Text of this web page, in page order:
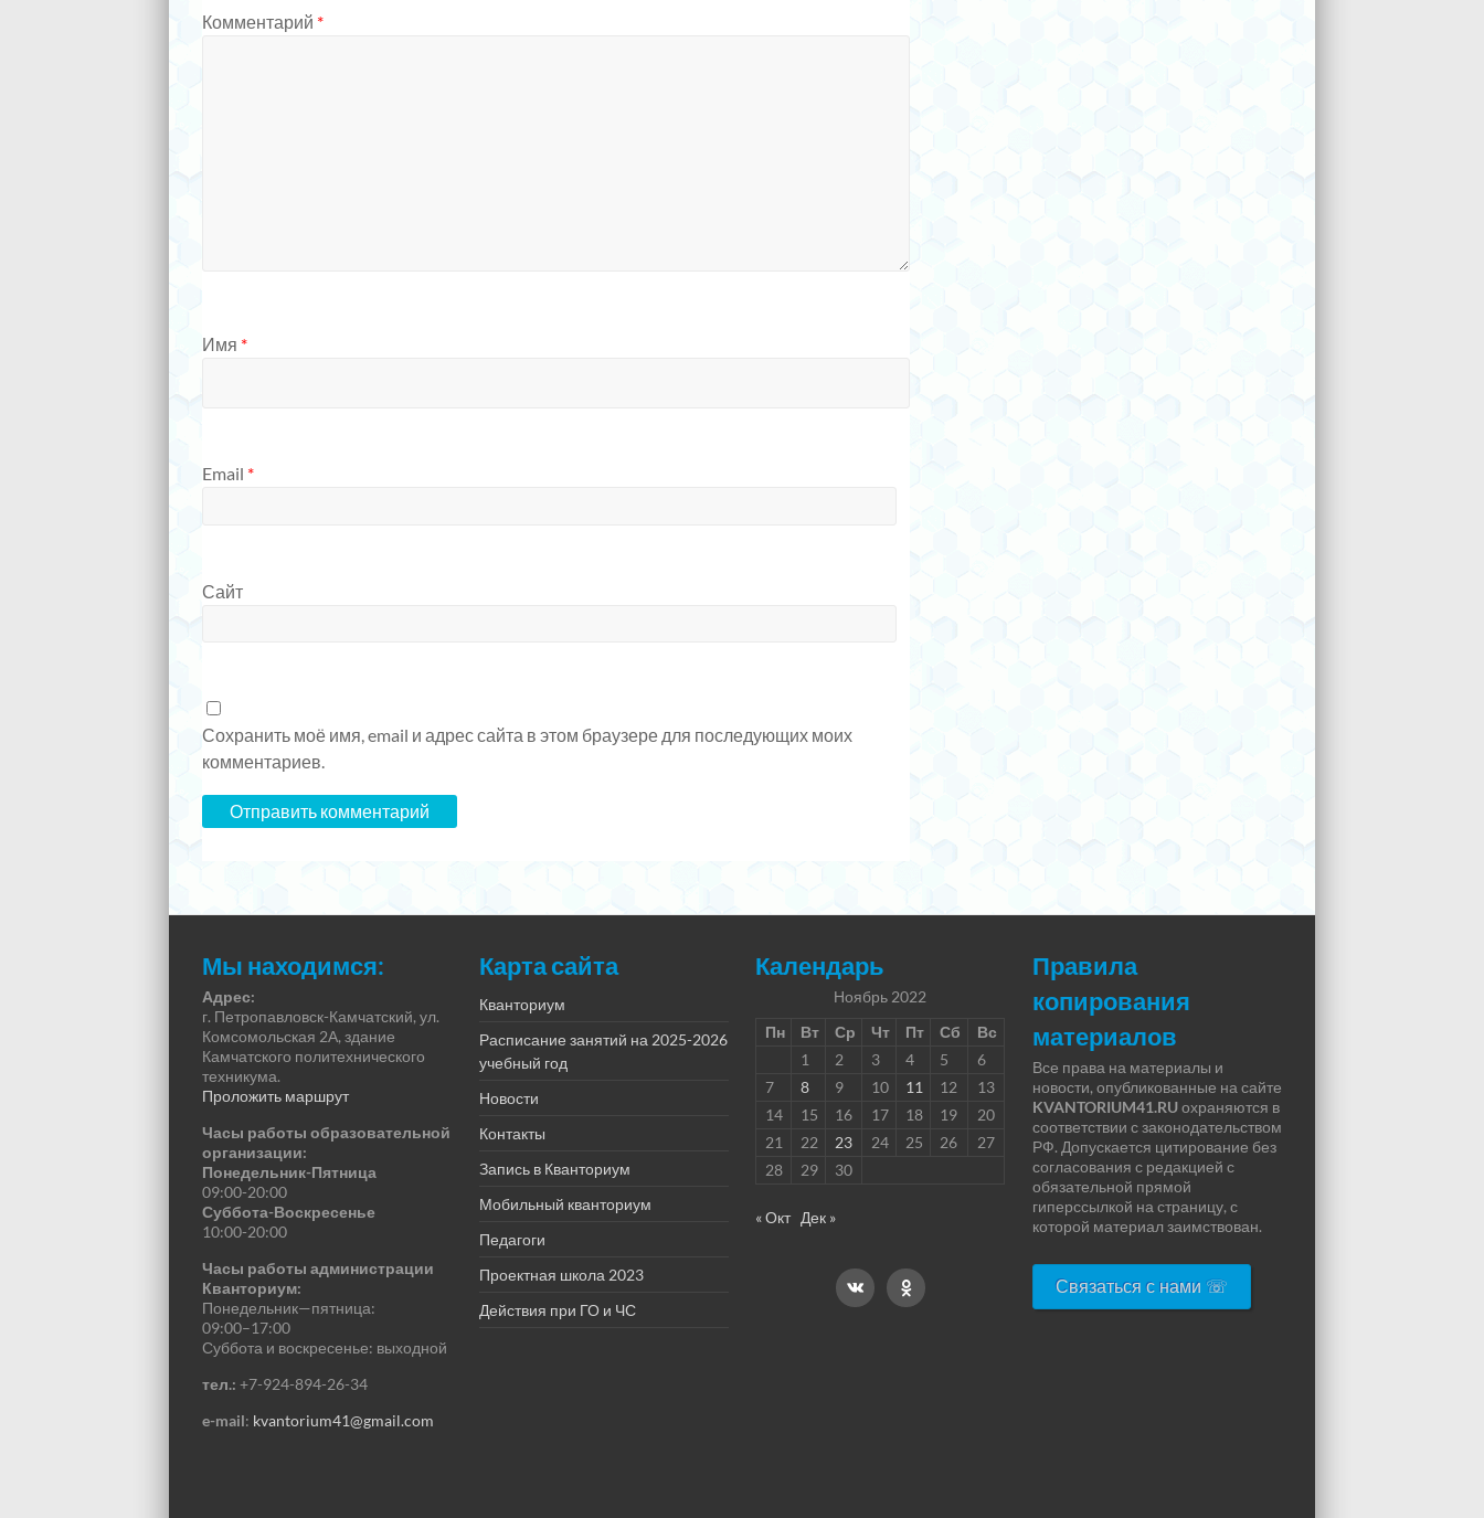
Комментарий *
Имя *
Email *
Сайт
Сохранить моё имя, email и адрес сайта в этом браузере для последующих моих
комментариев.
Мы находимся:
Адрес:
г. Петропавловск-Камчатский, ул.
Комсомольская 2А, здание
Камчатского политехнического
техникума.
Проложить маршрут
Часы работы образовательной
организации:
Понедельник-Пятница
09:00-20:00
Суббота-Воскресенье
10:00-20:00
Часы работы администрации
Кванториум:
Понедельник—пятница:
09:00–17:00
Суббота и воскресенье: выходной
тел.: +7-924-894-26-34
e-mail: kvantorium41@gmail.com
Карта сайта
Кванториум
Расписание занятий на 2025-2026
учебный год
Новости
Контакты
Запись в Кванториум
Мобильный кванториум
Педагоги
Проектная школа 2023
Действия при ГО и ЧС
Календарь
Ноябрь 2022
Пн
Вт Ср Чт Пт Сб
Вс
1
2 3 4 5
6
7
8 9 10 11 12
13
14
15 16 17 18 19
20
21
22 23 24 25 26
27
28
29 30
« Окт Дек »
Правила
копирования
материалов
Все права на материалы и
новости, опубликованные на сайте
KVANTORIUM41.RUохраняются в
соответствии с законодательством
РФ. Допускается цитирование без
согласования с редакцией с
обязательной прямой
гиперссылкой на страницу, с
которой материал заимствован.
Связаться с нами ☏